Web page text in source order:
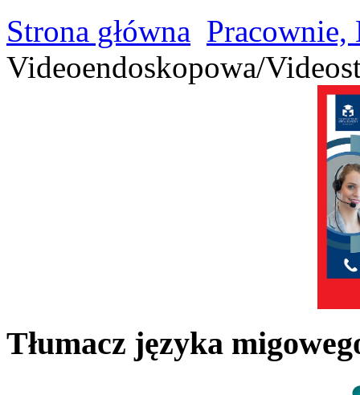
Strona główna Pracownie,
Videoendoskopowa/
Tłumacz języka